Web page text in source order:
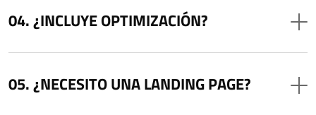
¿INCLUYE OPTIMIZACIÓN?
¿NECESITO UNA LANDING PAGE?